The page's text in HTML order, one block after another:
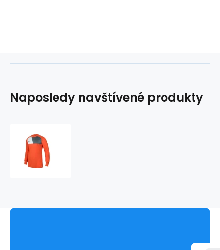
Naposledy navštívené produkty
-